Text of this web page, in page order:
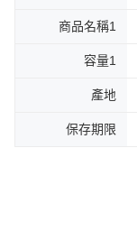
商品名稱1
容量1
產地
保存期限